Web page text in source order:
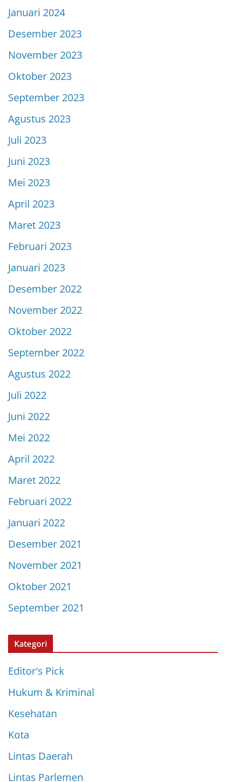
Januari 2024
Desember 2023
November 2023
Oktober 2023
September 2023
Agustus 2023
Juli 2023
Juni 2023
Mei 2023
April 2023
Maret 2023
Februari 2023
Januari 2023
Desember 2022
November 2022
Oktober 2022
September 2022
Agustus 2022
Juli 2022
Juni 2022
Mei 2022
April 2022
Maret 2022
Februari 2022
Januari 2022
Desember 2021
November 2021
Oktober 2021
September 2021
Kategori
Editor's Pick
Hukum & Kriminal
Kesehatan
Kota
Lintas Daerah
Lintas Parlemen